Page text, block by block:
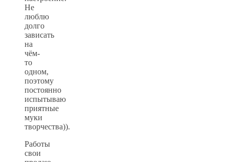
Не
люблю
долго
зависать
на
чём-
то
одном,
поэтому
постоянно
испытываю
приятные
муки
творчества)).
Работы
свои